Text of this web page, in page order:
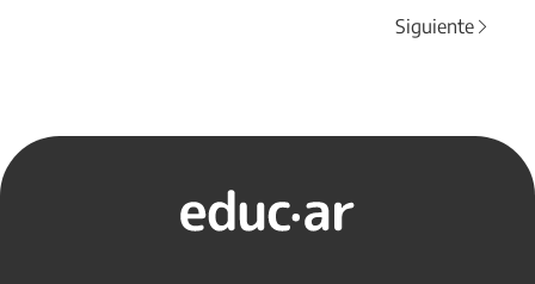
Siguiente